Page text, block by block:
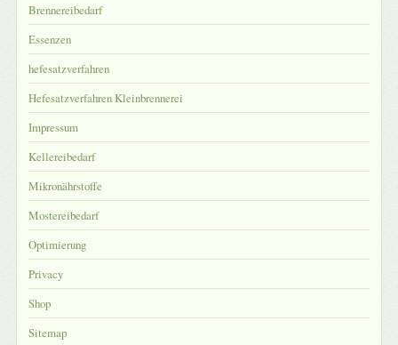
Brennereibedarf
Essenzen
hefesatzverfahren
Hefesatzverfahren Kleinbrennerei
Impressum
Kellereibedarf
Mikronährstoffe
Mostereibedarf
Optimierung
Privacy
Shop
Sitemap